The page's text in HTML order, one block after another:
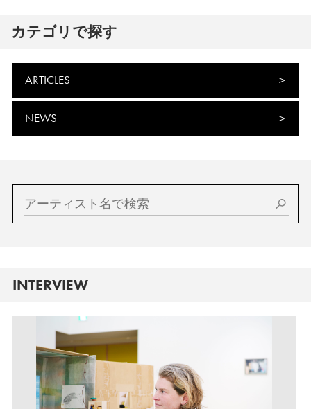
カテゴリで探す
ARTICLES
NEWS
INTERVIEW